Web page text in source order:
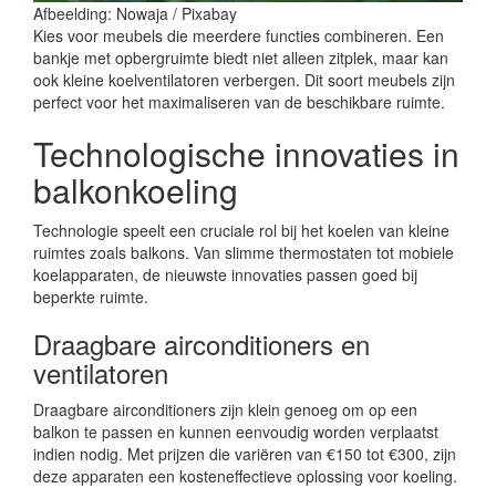
Afbeelding: Nowaja / Pixabay
Kies voor meubels die meerdere functies combineren. Een
bankje met opbergruimte biedt niet alleen zitplek, maar kan
ook kleine koelventilatoren verbergen. Dit soort meubels zijn
perfect voor het maximaliseren van de beschikbare ruimte.
Technologische innovaties in
balkonkoeling
Technologie speelt een cruciale rol bij het koelen van kleine
ruimtes zoals balkons. Van slimme thermostaten tot mobiele
koelapparaten, de nieuwste innovaties passen goed bij
beperkte ruimte.
Draagbare airconditioners en
ventilatoren
Draagbare airconditioners zijn klein genoeg om op een
balkon te passen en kunnen eenvoudig worden verplaatst
indien nodig. Met prijzen die variëren van €150 tot €300, zijn
deze apparaten een kosteneffectieve oplossing voor koeling.